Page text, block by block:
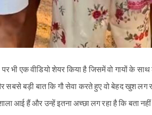
भी एक वीडियो शेयर किया है जिसमें वो गायों के
सबसे बड़ी बात कि गौ सेवा करते हुए वो बेहद खुश
आई हैं और उन्हें इतना अच्छा लग रहा है कि बता